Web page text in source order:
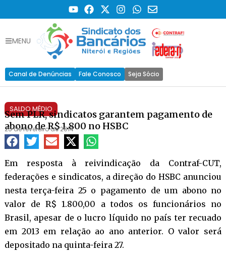
MENU
Canal de Denúncias Fale Conosco Seja Sócio
SALDO MÉDIO
Sem PLR, sindicatos garantem pagamento de
abono de R$ 1.800 no HSBC
25 de fevereiro de 2014
Em resposta à reivindicação da Contraf-CUT,
federações e sindicatos, a direção do HSBC anunciou
nesta terça-feira 25 o pagamento de um abono no
valor de R$ 1.800,00 a todos os funcionários no
Brasil, apesar de o lucro líquido no país ter recuado
em 2013 em relação ao ano anterior. O valor será
depositado na quinta-feira 27.